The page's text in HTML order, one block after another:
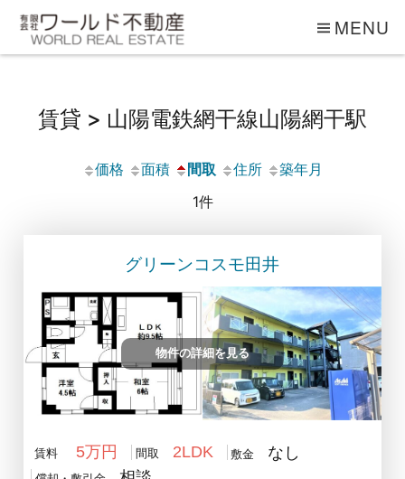
MENU
賃貸 > 山陽電鉄網干線山陽網干駅
価格 面積 間取 住所
築年月
1件
グリーンコスモ田井
物件の詳細を見る
賃料 5万円 間取 2LDK 敷金 なし